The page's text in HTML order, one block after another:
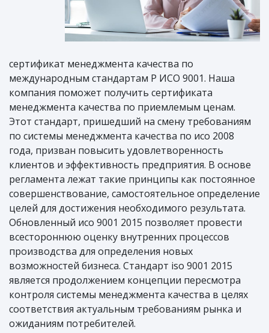
сертификат менеджмента качества по
международным стандартам Р ИСО 9001. Наша
компания поможет получить сертификата
менеджмента качества по приемлемым ценам.
Этот стандарт, пришедший на смену требованиям
по системы менеджмента качества по исо 2008
года, призван повысить удовлетворенность
клиентов и эффективность предприятия. В основе
регламента лежат такие принципы как постоянное
совершенствование, самостоятельное определение
целей для достижения необходимого результата.
Обновленный исо 9001 2015 позволяет провести
всестороннюю оценку внутренних процессов
производства для определения новых
возможностей бизнеса. Стандарт iso 9001 2015
является продолжением концепции пересмотра
контроля системы менеджмента качества в целях
соответствия актуальным требованиям рынка и
ожиданиям потребителей.